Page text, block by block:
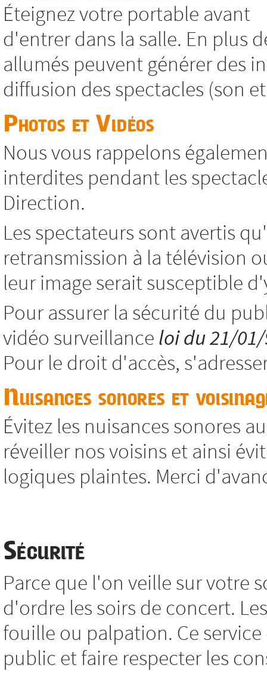
Éteignez votre portable avant
d'entrer dans la salle. En plus
allumés peuvent générer des
diffusion des spectacles (son
Photos et Vidéos
Nous vous rappelons
interdites pendant les
Direction.
Les spectateurs sont avertis
retransmission à la télévision
leur image serait susceptible
Pour assurer la sécurité du
vidéo surveillance loi du 21/
Pour le droit d'accès,
Nuisances sonores et
Évitez les nuisances sonores
réveiller nos voisins et ainsi
logiques plaintes. Merci
Sécurité
Parce que l'on veille sur votre
d'ordre les soirs de concert.
fouille ou palpation. Ce
public et faire respecter les